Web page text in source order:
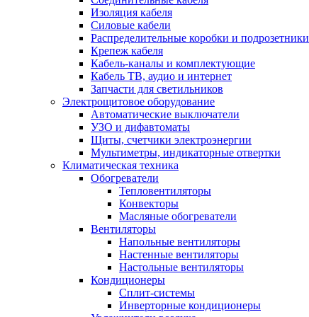
Изоляция кабеля
Силовые кабели
Распределительные коробки и подрозетники
Крепеж кабеля
Кабель-каналы и комплектующие
Кабель ТВ, аудио и интернет
Запчасти для светильников
Электрощитовое оборудование
Автоматические выключатели
УЗО и дифавтоматы
Щиты, счетчики электроэнергии
Мультиметры, индикаторные отвертки
Климатическая техника
Обогреватели
Тепловентиляторы
Конвекторы
Масляные обогреватели
Вентиляторы
Напольные вентиляторы
Настенные вентиляторы
Настольные вентиляторы
Кондиционеры
Сплит-системы
Инверторные кондиционеры